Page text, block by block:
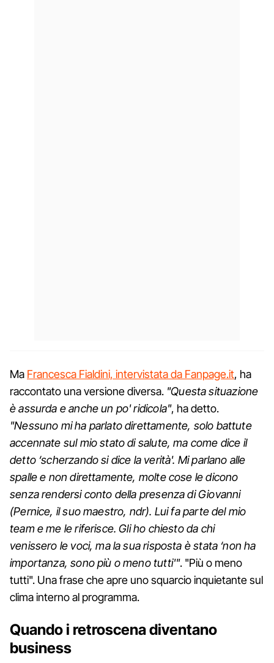
Ma Francesca Fialdini, intervistata da Fanpage.it, ha
raccontato una versione diversa. "Questa situazione
è assurda e anche un po' ridicola", ha detto.
"Nessuno mi ha parlato direttamente, solo battute
accennate sul mio stato di salute, ma come dice il
detto ‘scherzando si dice la verità'. Mi parlano alle
spalle e non direttamente, molte cose le dicono
senza rendersi conto della presenza di Giovanni
(Pernice, il suo maestro, ndr). Lui fa parte del mio
team e me le riferisce. Gli ho chiesto da chi
venissero le voci, ma la sua risposta è stata ‘non ha
importanza, sono più o meno tutti'". "Più o meno
tutti". Una frase che apre uno squarcio inquietante sul
clima interno al programma.
Quando i retroscena diventano
business